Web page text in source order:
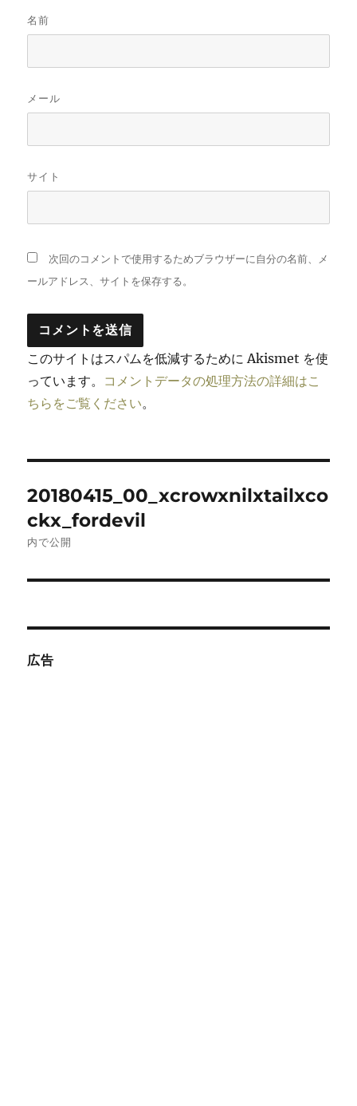
名前
メール
サイト
次回のコメントで使用するためブラウザーに自分の名前、メ
ールアドレス、サイトを保存する。
このサイトはスパムを低減するために Akismet を使
っています。 コメントデータの処理方法の詳細はこ
ちらをご覧ください。
稿
ナ
ビ
20180415_00_xcrowxnilxtailxco
ckx_fordevil
内で公開
広告